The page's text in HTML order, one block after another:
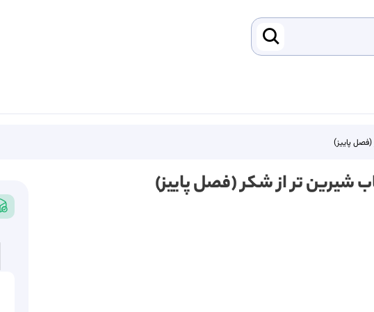
پاییز)
شیرین تر از شکر (فصل پاییز)